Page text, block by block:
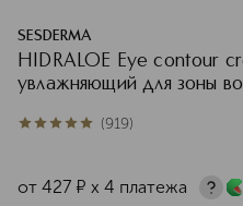
SESDERMA
HIDRALOE Eye contour
увлажняющий для зоны
4.9из 5919 (919)
от 427 ¤ х 4 платежа